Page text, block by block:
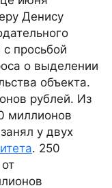
Денису
просьбой
о выделении
объекта.
рублей. Из
миллионов
у двух
. 250